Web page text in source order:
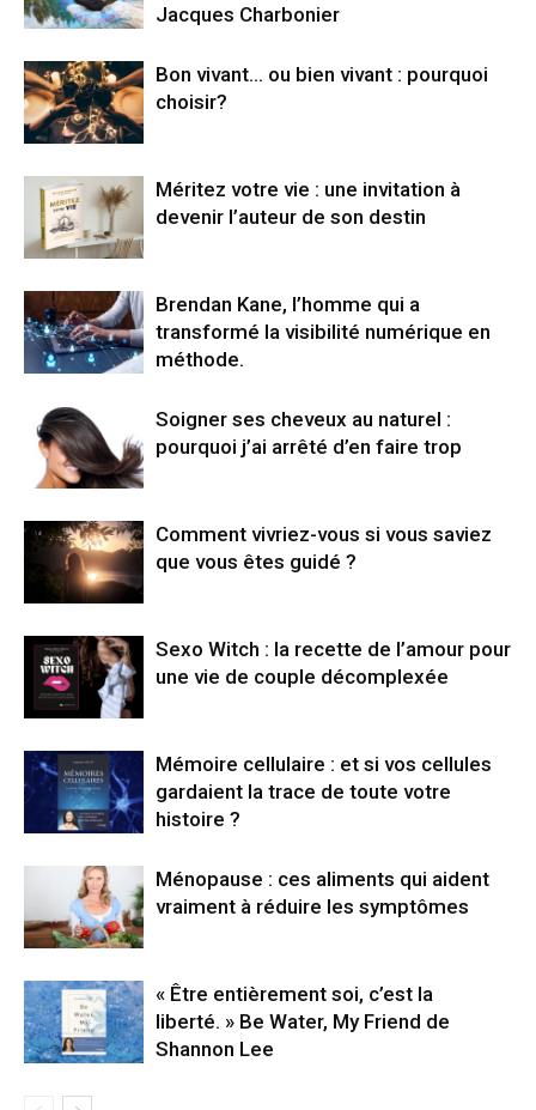
Jacques Charbonier
Bon vivant… ou bien vivant : pourquoi
choisir?
Méritez votre vie : une invitation à
devenir l’auteur de son destin
Brendan Kane, l’homme qui a
transformé la visibilité numérique en
méthode.
Soigner ses cheveux au naturel :
pourquoi j’ai arrêté d’en faire trop
Comment vivriez-vous si vous saviez
que vous êtes guidé ?
Sexo Witch : la recette de l’amour pour
une vie de couple décomplexée
Mémoire cellulaire : et si vos cellules
gardaient la trace de toute votre
histoire ?
Ménopause : ces aliments qui aident
vraiment à réduire les symptômes
« Être entièrement soi, c’est la
liberté. » Be Water, My Friend de
Shannon Lee